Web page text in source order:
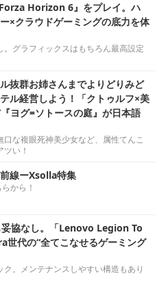
Horizon 6』をプレイ。ハ
×クラウドゲーミングの底力を体
グラフィックスはもちろん最高設定
抜群お姉さんまでよりどりみど
ル経営しよう！「クトゥルフ×美
ヨグ=ソトースの庭』が日本語
口な複眼死神美少女など、属性てんこ
い！
線ーXsolla特集
から！
協なし。「Lenovo Legion To
代の“全てこなせるゲーミング
。メンテナンスしやすい構造もあり